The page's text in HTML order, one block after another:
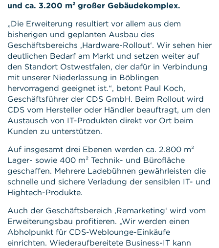
und ca. 3.200 m² großer Gebäudekomplex.
„Die Erweiterung resultiert vor allem aus dem
bisherigen und geplanten Ausbau des
Geschäftsbereichs ‚Hardware-Rollout‘. Wir sehen hier
deutlichen Bedarf am Markt und setzen weiter auf
den Standort Ostwestfalen, der dafür in Verbindung
mit unserer Niederlassung in Böblingen
hervorragend geeignet ist.“, betont Paul Koch,
Geschäftsführer der CDS GmbH. Beim Rollout wird
CDS vom Hersteller oder Händler beauftragt, um den
Austausch von IT-Produkten direkt vor Ort beim
Kunden zu unterstützen.
Auf insgesamt drei Ebenen werden ca. 2.800 m²
Lager- sowie 400 m² Technik- und Bürofläche
geschaffen. Mehrere Ladebühnen gewährleisten die
schnelle und sichere Verladung der sensiblen IT- und
Hightech-Produkte.
Auch der Geschäftsbereich ‚Remarketing‘ wird vom
Erweiterungsbau profitieren. „Wir werden einen
Abholpunkt für CDS-Weblounge-Einkäufe
einrichten. Wiederaufbereitete Business-IT kann